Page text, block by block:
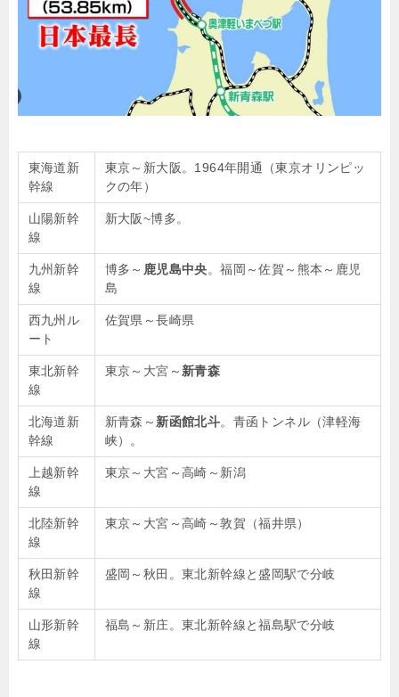
東海道新
幹線
東京～新大阪。1964年開通（東京オリンピッ
クの年）
山陽新幹
線
新大阪~博多。
九州新幹
線
博多～ 鹿児島中央。福岡～佐賀～熊本～鹿児
島
西九州ル
ート
佐賀県～長崎県
東北新幹
線
東京～大宮～ 新青森
北海道新
幹線
新青森～ 新函館北斗。青函トンネル（津軽海
峡）。
上越新幹
線
東京～大宮～高崎～新潟
北陸新幹
線
東京～大宮～高崎～敦賀（福井県）
秋田新幹
線
盛岡～秋田。東北新幹線と盛岡駅で分岐
山形新幹
線
福島～新庄。東北新幹線と福島駅で分岐